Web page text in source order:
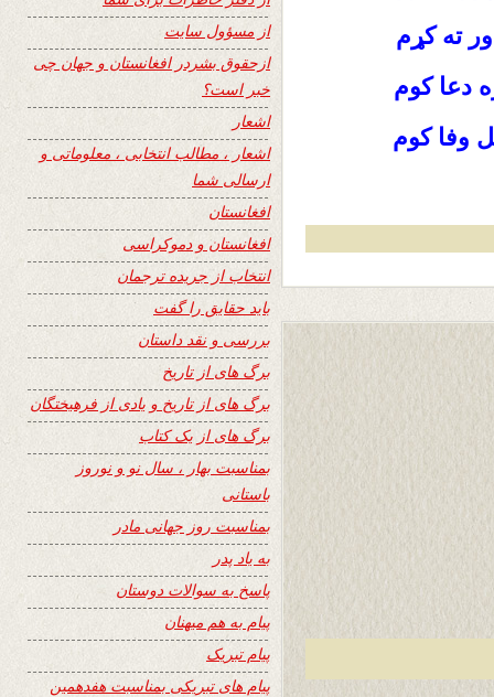
ته کړم
دعا کوم
وفا کوم
از مسؤول سایت
ازحقوق بشردر افغانستان و جهان چی
خبر است؟
اشعار
اشعار ، مطالب انتخابی ، معلوماتی و
ارسالی شما
افغانستان
افغانستان و دموکراسی
انتخاب از جریده ترجمان
باید حقایق را گفت
بررسی و نقد داستان
برگ های از تاریخ
برگ های از تاریخ و یادی از فرهیختگان
برگ های از یک کتاب
بمناسبت بهار ، سال نو و نوروز
باستانی
بمناسبت روز جهانی مادر
به یاد پدر
پاسخ به سوالات دوستان
پیام به هم میهنان
پیام تبریک
پیام های تبریکی بمناسبت هفدهمین